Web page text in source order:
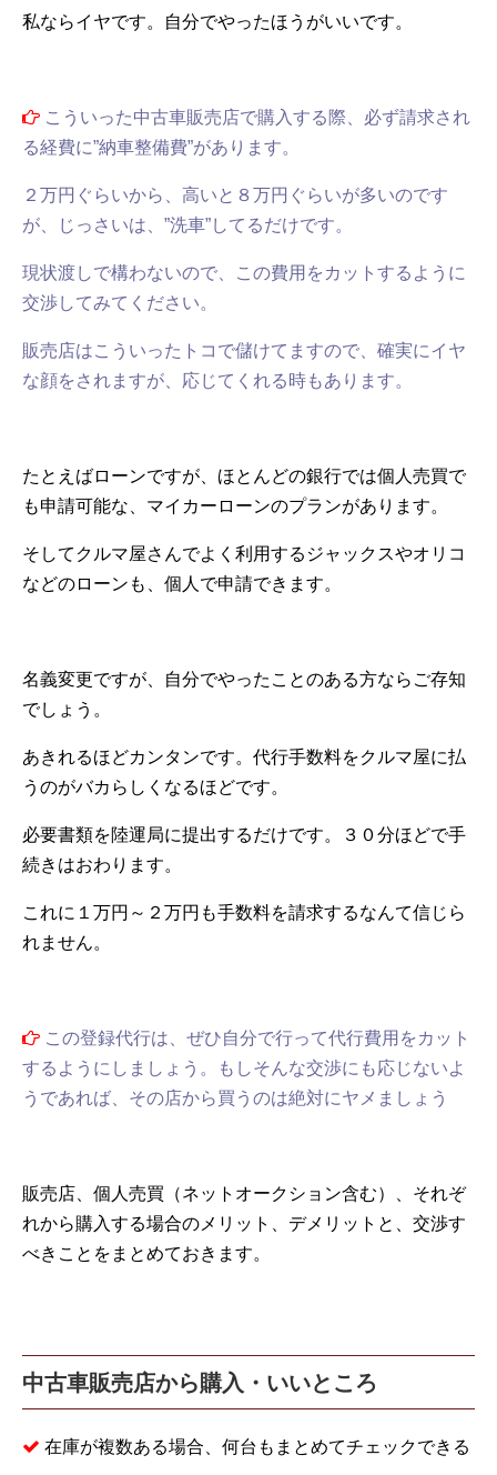
私ならイヤです。自分でやったほうがいいです。
こういった中古車販売店で購入する際、必ず請求され
る経費に”納車整備費”があります。
２万円ぐらいから、高いと８万円ぐらいが多いのです
が、じっさいは、”洗車”してるだけです。
現状渡しで構わないので、この費用をカットするように
交渉してみてください。
販売店はこういったトコで儲けてますので、確実にイヤ
な顔をされますが、応じてくれる時もあります。
たとえばローンですが、ほとんどの銀行では個人売買で
も申請可能な、マイカーローンのプランがあります。
そしてクルマ屋さんでよく利用するジャックスやオリコ
などのローンも、個人で申請できます。
名義変更ですが、自分でやったことのある方ならご存知
でしょう。
あきれるほどカンタンです。代行手数料をクルマ屋に払
うのがバカらしくなるほどです。
必要書類を陸運局に提出するだけです。３０分ほどで手
続きはおわります。
これに１万円～２万円も手数料を請求するなんて信じら
れません。
この登録代行は、ぜひ自分で行って代行費用をカット
するようにしましょう。もしそんな交渉にも応じないよ
うであれば、その店から買うのは絶対にヤメましょう
販売店、個人売買（ネットオークション含む）、それぞ
れから購入する場合のメリット、デメリットと、交渉す
べきことをまとめておきます。
中古車販売店から購入・いいところ
在庫が複数ある場合、何台もまとめてチェックできる